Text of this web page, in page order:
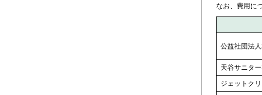
なお、費用に
公益社団法
天谷サニタ
ジェットク